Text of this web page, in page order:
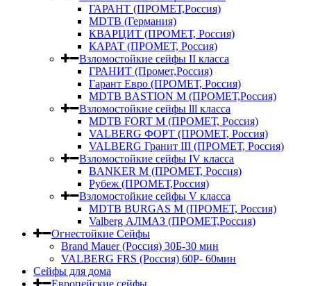
ГАРАНТ (ПРОМЕТ,Россия)
MDTB (Германия)
КВАРЦИТ (ПРОМЕТ, Россия)
КАРАТ (ПРОМЕТ, Россия)
Взломостойкие сейфы II класса
ГРАНИТ (Промет,Россия)
Гарант Евро (ПРОМЕТ, Россия)
MDTB BASTION M (ПРОМЕТ,Россия)
Взломостойкие сейфы lll класса
MDTB FORT M (ПРОМЕТ, Россия)
VALBERG ФОРТ (ПРОМЕТ, Россия)
VALBERG Гранит III (ПРОМЕТ, Россия)
Взломостойкие сейфы IV класса
BANKER M (ПРОМЕТ, Россия)
Рубеж (ПРОМЕТ,Россия)
Взломостойкие сейфы V класса
MDTB BURGAS M (ПРОМЕТ, Россия)
Valberg АЛМАЗ (ПРОМЕТ,Россия)
Огнестойкие Сейфы
Brand Mauer (Россия) 30Б-30 мин
VALBERG FRS (Россия) 60Р- 60мин
Сейфы для дома
Европейские сейфы